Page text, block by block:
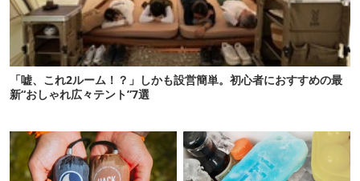
「嘘、これ2ルーム！？」しかも設営簡単。初心者におすすめの最
新“おしゃれ広々テント”7選